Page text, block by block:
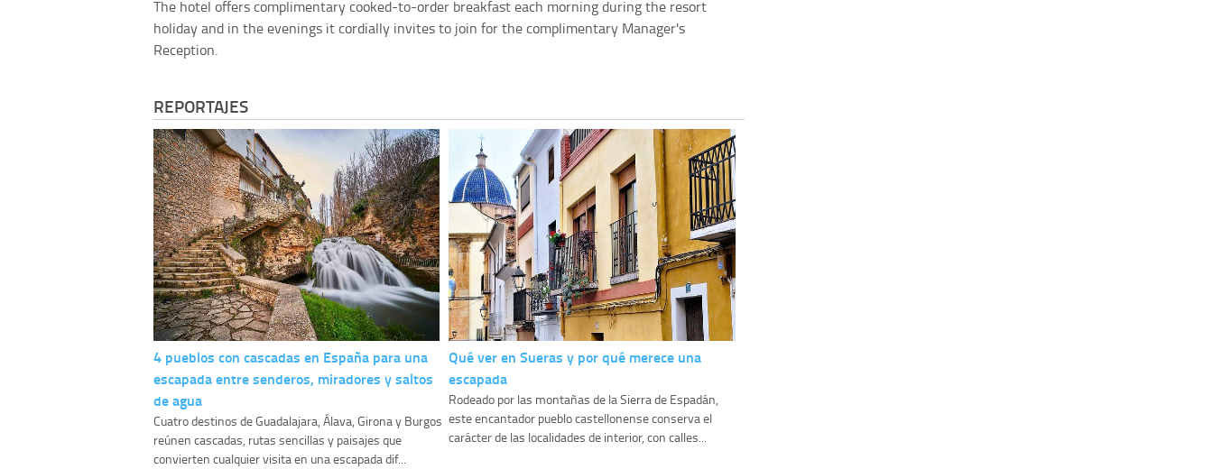
The hotel offers complimentary cooked-to-order breakfast each morning during the resort
holiday and in the evenings it cordially invites to join for the complimentary Manager's
Reception.
REPORTAJES
4 pueblos con cascadas en España para una
escapada entre senderos, miradores y saltos
de agua
Cuatro destinos de Guadalajara, Álava, Girona y Burgos
reúnen cascadas, rutas sencillas y paisajes que
convierten cualquier visita en una escapada dif...
Qué ver en Sueras y por qué merece una
escapada
Rodeado por las montañas de la Sierra de Espadán,
este encantador pueblo castellonense conserva el
carácter de las localidades de interior, con calles...